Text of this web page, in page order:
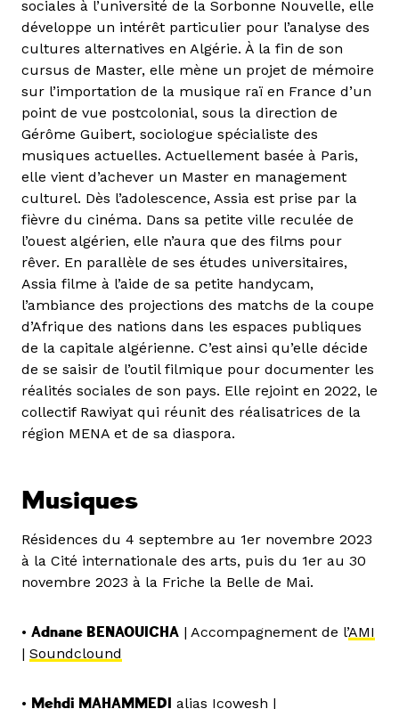
sociales à l’université de la Sorbonne Nouvelle, elle
développe un intérêt particulier pour l’analyse des
cultures alternatives en Algérie. À la fin de son
cursus de Master, elle mène un projet de mémoire
sur l’importation de la musique raï en France d’un
point de vue postcolonial, sous la direction de
Gérôme Guibert, sociologue spécialiste des
musiques actuelles. Actuellement basée à Paris,
elle vient d’achever un Master en management
culturel. Dès l’adolescence, Assia est prise par la
fièvre du cinéma. Dans sa petite ville reculée de
l’ouest algérien, elle n’aura que des films pour
rêver. En parallèle de ses études universitaires,
Assia filme à l’aide de sa petite handycam,
l’ambiance des projections des matchs de la coupe
d’Afrique des nations dans les espaces publiques
de la capitale algérienne. C’est ainsi qu’elle décide
de se saisir de l’outil filmique pour documenter les
réalités sociales de son pays. Elle rejoint en 2022, le
collectif Rawiyat qui réunit des réalisatrices de la
région MENA et de sa diaspora.
Musiques
Résidences du 4 septembre au 1er novembre 2023
à la Cité internationale des arts, puis du 1er au 30
novembre 2023 à la Friche la Belle de Mai.
• Adnane BENAOUICHA | Accompagnement de l’AMI
| Soundclound
• Mehdi MAHAMMEDI alias Icowesh |